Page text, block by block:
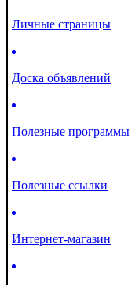
Личные страницы
Доска объявлений
Полезные программы
Полезные ссылки
Интернет-магазин